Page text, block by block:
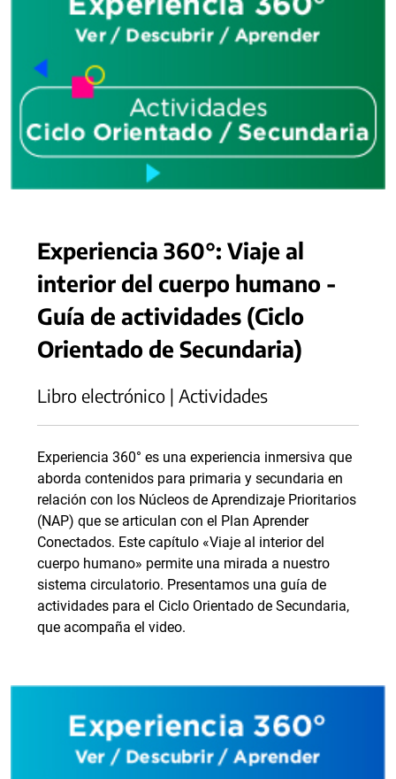
Experiencia 360°: Viaje al
interior del cuerpo humano -
Guía de actividades (Ciclo
Orientado de Secundaria)
Libro electrónico | Actividades
Experiencia 360° es una experiencia inmersiva que
aborda contenidos para primaria y secundaria en
relación con los Núcleos de Aprendizaje Prioritarios
(NAP) que se articulan con el Plan Aprender
Conectados. Este capítulo «Viaje al interior del
cuerpo humano» permite una mirada a nuestro
sistema circulatorio. Presentamos una guía de
actividades para el Ciclo Orientado de Secundaria,
que acompaña el video.